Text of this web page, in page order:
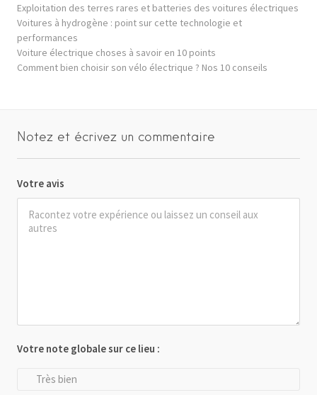
Exploitation des terres rares et batteries des voitures électriques
Voitures à hydrogène : point sur cette technologie et
performances
Voiture électrique choses à savoir en 10 points
Comment bien choisir son vélo électrique ? Nos 10 conseils
Notez et écrivez un commentaire
Votre avis
Votre note globale sur ce lieu :
Très bien